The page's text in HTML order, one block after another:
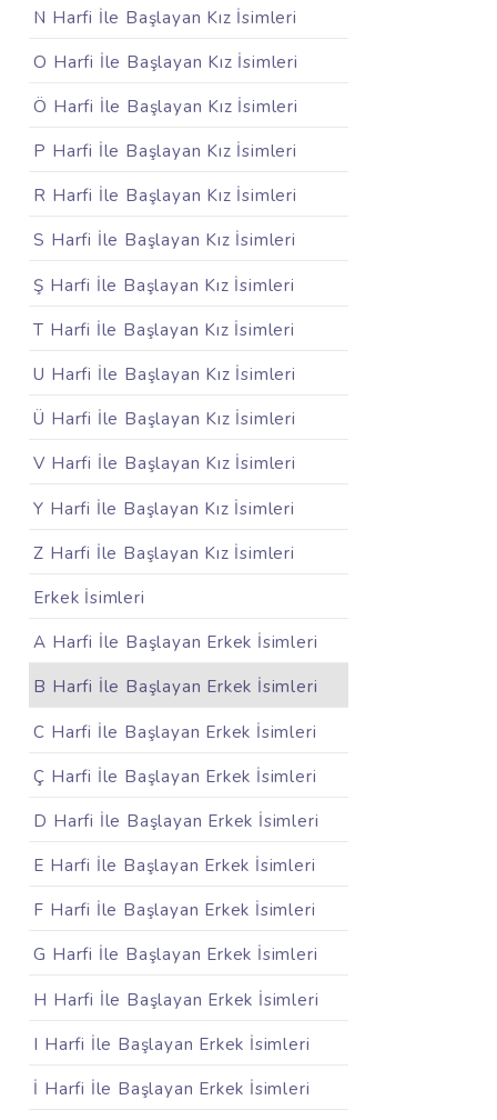
N Harfi İle Başlayan Kız İsimleri
O Harfi İle Başlayan Kız İsimleri
Ö Harfi İle Başlayan Kız İsimleri
P Harfi İle Başlayan Kız İsimleri
R Harfi İle Başlayan Kız İsimleri
S Harfi İle Başlayan Kız İsimleri
Ş Harfi İle Başlayan Kız İsimleri
T Harfi İle Başlayan Kız İsimleri
U Harfi İle Başlayan Kız İsimleri
Ü Harfi İle Başlayan Kız İsimleri
V Harfi İle Başlayan Kız İsimleri
Y Harfi İle Başlayan Kız İsimleri
Z Harfi İle Başlayan Kız İsimleri
Erkek İsimleri
A Harfi İle Başlayan Erkek İsimleri
B Harfi İle Başlayan Erkek İsimleri
C Harfi İle Başlayan Erkek İsimleri
Ç Harfi İle Başlayan Erkek İsimleri
D Harfi İle Başlayan Erkek İsimleri
E Harfi İle Başlayan Erkek İsimleri
F Harfi İle Başlayan Erkek İsimleri
G Harfi İle Başlayan Erkek İsimleri
H Harfi İle Başlayan Erkek İsimleri
I Harfi İle Başlayan Erkek İsimleri
İ Harfi İle Başlayan Erkek İsimleri